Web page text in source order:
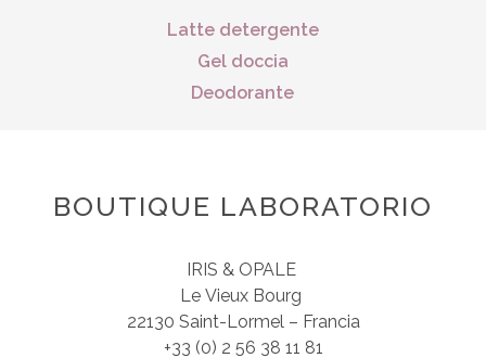
Latte detergente
Gel doccia
Deodorante
BOUTIQUE LABORATORIO
IRIS & OPALE
Le Vieux Bourg
22130 Saint-Lormel – Francia
+33 (0) 2 56 38 11 81